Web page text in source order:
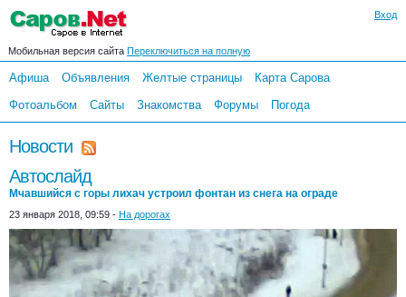
Вход
Мобильная версия сайта Переключиться на полную
Афиша Объявления Желтые страницы
Карта Сарова
Фотоальбом
Сайты Знакомства Форумы Погода
Новости
Автослайд
Мчавшийся с горы лихач устроил фонтан из снега на ограде
23 января 2018, 09:59 - На дорогах